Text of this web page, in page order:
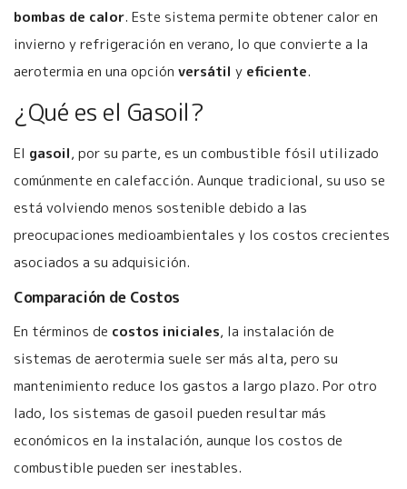
bombas de calor. Este sistema permite obtener calor en
invierno y refrigeración en verano, lo que convierte a la
aerotermia en una opción versátil y eficiente.
¿Qué es el Gasoil?
El gasoil, por su parte, es un combustible fósil utilizado
comúnmente en calefacción. Aunque tradicional, su uso se
está volviendo menos sostenible debido a las
preocupaciones medioambientales y los costos crecientes
asociados a su adquisición.
Comparación de Costos
En términos de costos iniciales, la instalación de
sistemas de aerotermia suele ser más alta, pero su
mantenimiento reduce los gastos a largo plazo. Por otro
lado, los sistemas de gasoil pueden resultar más
económicos en la instalación, aunque los costos de
combustible pueden ser inestables.